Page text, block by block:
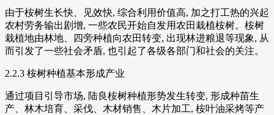
由于桉树生长快、见效快, 综合利用价值高, 加之打工热的兴起
农村劳务输出剧增, 一些农民开始自发用农田栽植桉树。桉树
栽植地由林地、四旁种植向农田转变, 出现林进粮退等现象, 从
而引发了一些社会矛盾, 也引起了各级各部门和社会的关注。
2.2.3 桉树种植基本形成产业
通过项目引导市场, 陆良桉树种植形势发生转变, 形成种苗生
产、林木培育、采伐、木材销售、木片加工, 桉叶油采烤等产